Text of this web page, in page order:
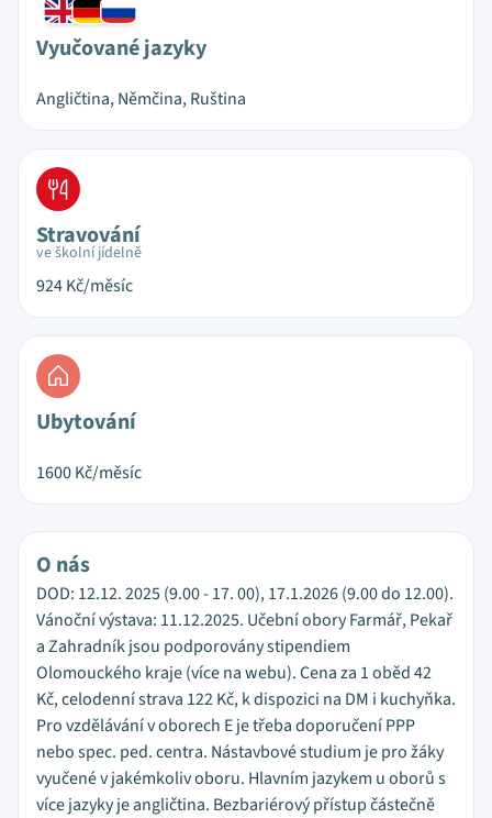
Vyučované jazyky
Angličtina, Němčina, Ruština
Stravování
ve školní jídelně
924Kč/měsíc
Ubytování
1600Kč/měsíc
O nás
DOD: 12.12. 2025 (9.00 - 17. 00), 17.1.2026 (9.00 do 12.00).
Vánoční výstava: 11.12.2025. Učební obory Farmář, Pekař
a Zahradník jsou podporovány stipendiem
Olomouckého kraje (více na webu). Cena za 1 oběd 42
Kč, celodenní strava 122 Kč, k dispozici na DM i kuchyňka.
Pro vzdělávání v oborech E je třeba doporučení PPP
nebo spec. ped. centra. Nástavbové studium je pro žáky
vyučené v jakémkoliv oboru. Hlavním jazykem u oborů s
více jazyky je angličtina. Bezbariérový přístup částečně